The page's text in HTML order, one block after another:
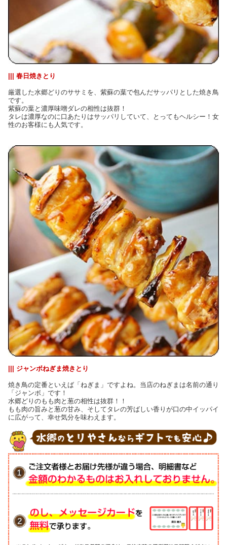
||| 春日焼きとり
厳選した水郷どりのササミを、紫蘇の葉で包んだサッパリとした焼き鳥
です。
紫蘇の葉と濃厚味噌ダレの相性は抜群！
タレは濃厚なのに口あたりはサッパリしていて、とってもヘルシー！女
性のお客様にも人気です。
||| ジャンボねぎま焼きとり
焼き鳥の定番といえば「ねぎま」ですよね。当店のねぎまは名前の通り
「ジャンボ」です！
水郷どりのもも肉と葱の相性は抜群！！
もも肉の旨みと葱の甘み、そしてタレの芳ばしい香りが口の中イッパイ
に広がって、幸せ気分を味わえます。